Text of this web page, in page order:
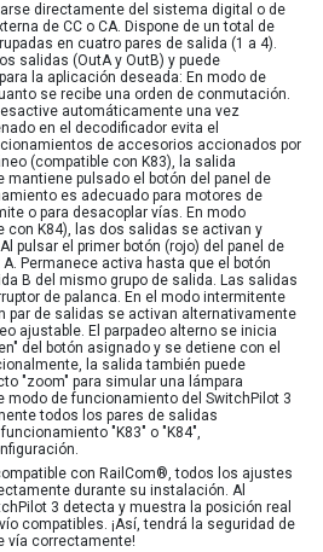
directamente del sistema digital o de
de CC o CA. Dispone de un total de
en cuatro pares de salida (1 a 4).
salidas (OutA y OutB) y puede
la aplicación deseada: En modo de
se recibe una orden de conmutación.
automáticamente una vez
en el decodificador evita el
de accesorios accionados por
(compatible con K83), la salida
pulsado el botón del panel de
es adecuado para motores de
o para desacoplar vías. En modo
con K84), las dos salidas se activan y
pulsar el primer botón (rojo) del panel de
Permanece activa hasta que el botón
B del mismo grupo de salida. Las salidas
de palanca. En el modo intermitente
par de salidas se activan alternativamente
ajustable. El parpadeo alterno se inicia
del botón asignado y se detiene con el
la salida también puede
"zoom" para simular una lámpara
modo de funcionamiento del SwitchPilot 3
todos los pares de salidas
"K83" o "K84",
con RailCom®, todos los ajustes
durante su instalación. Al
3 detecta y muestra la posición real
compatibles. ¡Así, tendrá la seguridad de
vía correctamente!